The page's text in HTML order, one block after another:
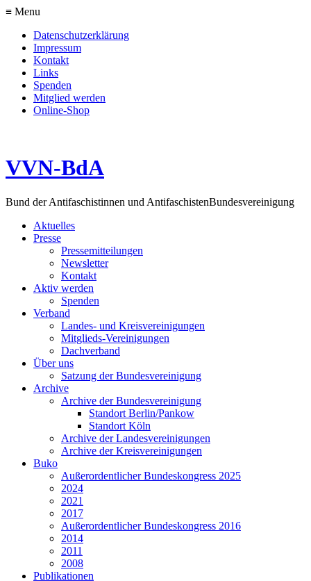
≡ Menu
Datenschutzerklärung
Impressum
Kontakt
Links
Spenden
Mitglied werden
Online-Shop
VVN-BdA
Bund der Antifaschistinnen und AntifaschistenBundesvereinigung
Aktuelles
Presse
Pressemitteilungen
Newsletter
Kontakt
Aktiv werden
Spenden
Verband
Landes- und Kreisvereinigungen
Mitglieds-Vereinigungen
Dachverband
Über uns
Satzung der Bundesvereinigung
Archive
Archive der Bundesvereinigung
Standort Berlin/Pankow
Standort Köln
Archive der Landesvereinigungen
Archive der Kreisvereinigungen
Buko
Außerordentlicher Bundeskongress 2025
2024
2021
2017
Außerordentlicher Bundeskongress 2016
2014
2011
2008
Publikationen